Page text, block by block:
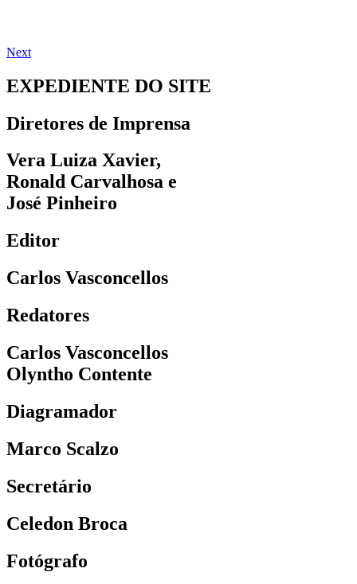
Next
EXPEDIENTE DO SITE
Diretores de Imprensa
Vera Luiza Xavier,
Ronald Carvalhosa e
José Pinheiro
Editor
Carlos Vasconcellos
Redatores
Carlos Vasconcellos
Olyntho Contente
Diagramador
Marco Scalzo
Secretário
Celedon Broca
Fotógrafo